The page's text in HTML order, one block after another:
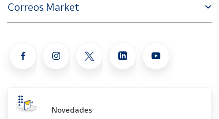
Correos Market
Novedades